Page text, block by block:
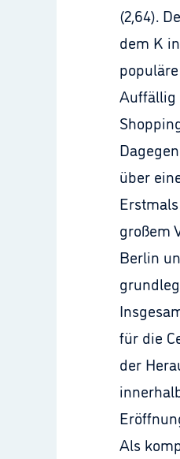
(2,64).
dem K
Auffällig
über
großem
Berlin
für die
der
Als